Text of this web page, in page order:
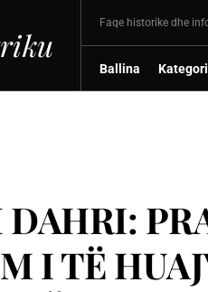
Faqe historike dhe
Ballina
I TË